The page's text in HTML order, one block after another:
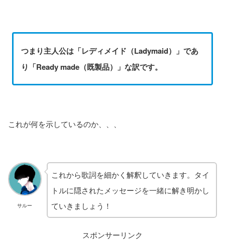
つまり主人公は「レディメイド（Ladymaid）」であ
り「Ready made（既製品）」な訳です。
これが何を示しているのか、、、
サルー
これから歌詞を細かく解釈していきます。タイ
トルに隠されたメッセージを一緒に解き明かし
ていきましょう！
スポンサーリンク